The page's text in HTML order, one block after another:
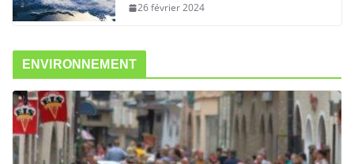
26 février 2024
ENVIRONNEMENT